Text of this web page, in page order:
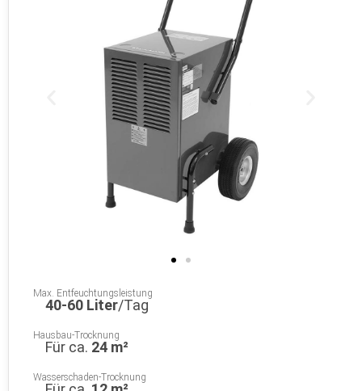
Max. Entfeuchtungsleistung
40-60 Liter/Tag
Hausbau-Trocknung
Für ca. 24 m²
Wasserschaden-Trocknung